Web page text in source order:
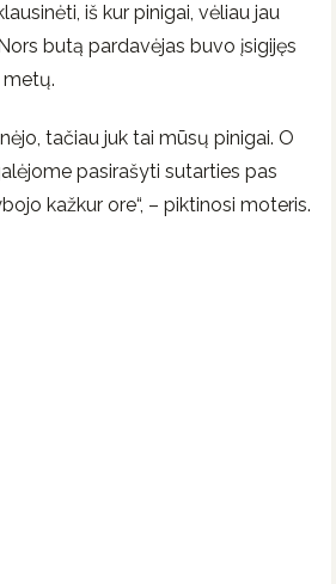
iš kur pinigai, vėliau jau
butą pardavėjas buvo įsigijęs
metų.
tačiau juk tai mūsų pinigai. O
pasirašyti sutarties pas
kažkur ore“, – piktinosi moteris.